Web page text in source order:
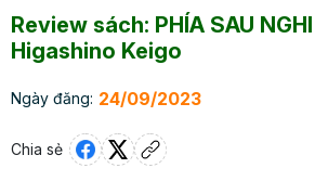
Review sách: PHÍA SAU
Higashino Keigo
Ngày đăng: 24/09/2023
Chia sẻ